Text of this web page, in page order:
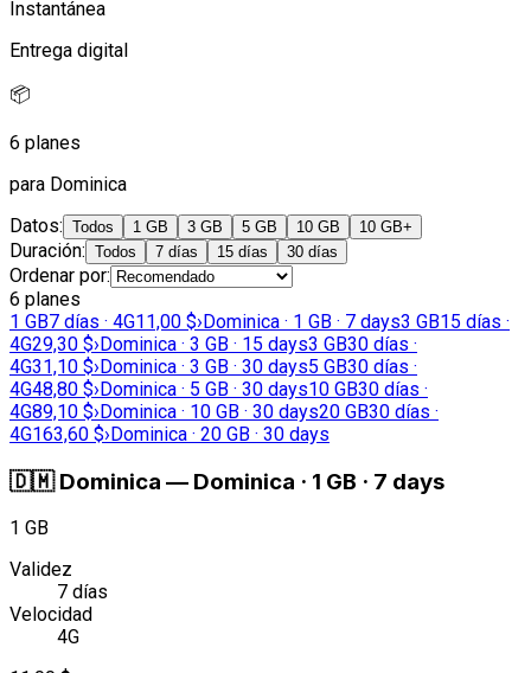
Instantánea
Entrega digital
📦
6 planes
para Dominica
Datos: Todos 1 GB 3 GB 5 GB 10 GB 10 GB+
Duración: Todos 7 días 15 días 30 días
Ordenar por:
6 planes
1 GB7 días · 4G11,00 $›Dominica · 1 GB · 7 days3 GB15 días ·
4G29,30 $›Dominica · 3 GB · 15 days3 GB30 días ·
4G31,10 $›Dominica · 3 GB · 30 days5 GB30 días ·
4G48,80 $›Dominica · 5 GB · 30 days10 GB30 días ·
4G89,10 $›Dominica · 10 GB · 30 days20 GB30 días ·
4G163,60 $›Dominica · 20 GB · 30 days
🇩🇲 Dominica — Dominica · 1 GB · 7 days
1 GB
Validez
7 días
Velocidad
4G